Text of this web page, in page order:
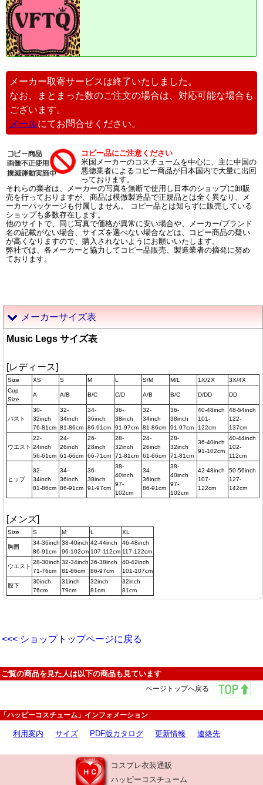
メーカー取寄サービスは終了いたしました。
なお、まとまった数のご注文の場合は、対応可能な場合も
ございます。
メールにてお問合せください。
コピー品にご注意ください
米国メーカーのコスチュームを中心に、主に中国の
悪徳業者によるコピー商品が日本国内で大量に出回
っております。
それらの業者は、メーカーの写真を無断で使用し日本のショップに卸販
売を行っておりますが、商品は模倣製造品で正規品とは全く異なり、メ
ーカーパッケージも付属しません。 コピー品とは知らずに販売している
ショップも多数存在します。
他のサイトで、同じ写真で価格が異常に安い場合や、メーカー/ブランド
名の記載がない場合、サイズを選べない場合などは、コピー商品の疑い
が高くなりますので、購入されないようにお願いいたします。
弊社では、各メーカーと協力してコピー品販売、製造業者の摘発に努め
ております。
メーカーサイズ表
Music Legs サイズ表
[レディース]
Size XS S M L S/M M/L 1X/2X
3X/4X
Cup
Size
A A/B B/C C/D A/B B/C D/DD DD
バスト
30-
32inch
76-81cm
32-
34inch
81-86cm
34-
36inch
86-91cm
36-
38inch
91-97cm
32-
34inch
81-86cm
36-
38inch
91-97cm
40-48inch
101-
122cm
48-54inch
122-
137cm
ウエスト
22-
24inch
56-61cm
24-
26inch
61-66cm
26-
28inch
66-71cm
28-
32inch
71-81cm
24-
26inch
61-66cm
28-
32inch
71-81cm
36-40inch
91-102cm
40-44inch
102-
112cm
ヒップ
32-
34inch
81-86cm
34-
36inch
86-91cm
36-
38inch
91-97cm
38-
40inch
97-
102cm
34-
36inch
86-91cm
38-
40inch
97-
102cm
42-48inch
107-
122cm
50-56inch
127-
142cm
[メンズ]
Size S M L XL
胸囲
34-36inch
86-91cm
38-40inch
96-102cm
42-44inch
107-112cm
46-48inch
117-122cm
ウエスト
28-30inch
71-76cm
32-34inch
81-86cm
36-38inch
86-97cm
40-42inch
101-107cm
股下
30inch
76cm
31inch
79cm
32inch
81cm
32inch
81cm
<<< ショップトップページに戻る
ご覧の商品を見た人は以下の商品も見ています
ページトップへ戻る
「ハッピーコスチューム」インフォメーション
利用案内 サイズ PDF版カタログ 更新情報 連絡先
コスプレ衣装通販
ハッピーコスチューム